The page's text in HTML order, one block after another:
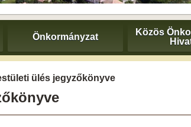
Önkormányzat
Közös
ülés jegyzőkönyve